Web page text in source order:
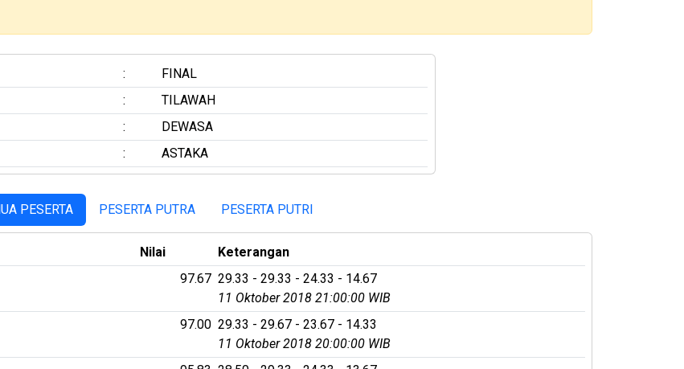
:
FINAL
:
TILAWAH
:
DEWASA
: ASTAKA
PESERTA PESERTA PUTRA PESERTA PUTRI
Nilai
Keterangan
97.67 29.33 - 29.33 - 24.33 - 14.67
11 Oktober 2018 21:00:00 WIB
97.00 29.33 - 29.67 - 23.67 - 14.33
11 Oktober 2018 20:00:00 WIB